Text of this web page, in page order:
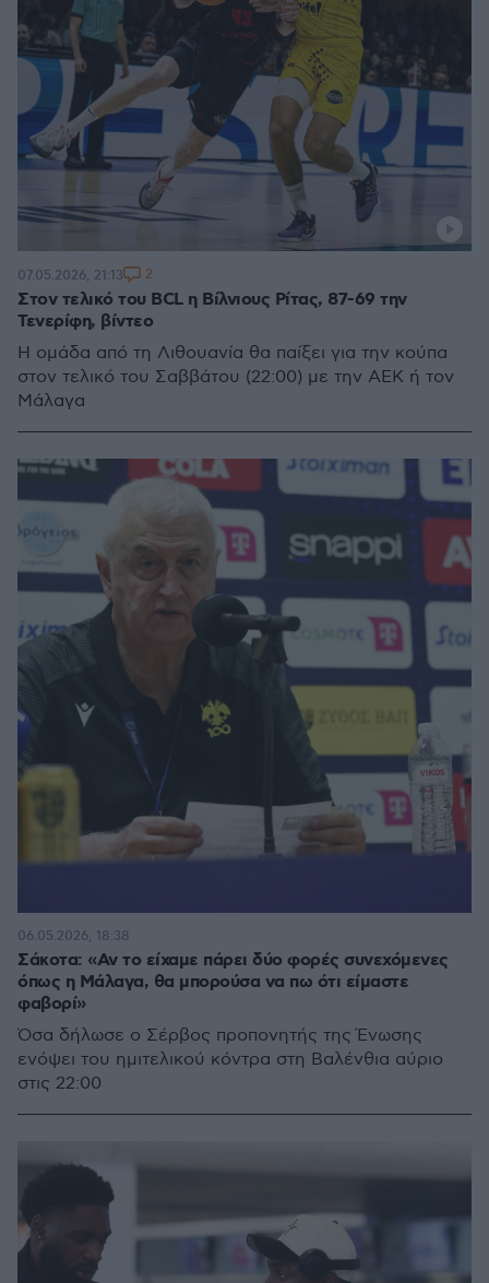
Στον τελικό του BCL η Βίλνιους Ρίτας, 87-69 την
Τενερίφη, βίντεο
Η ομάδα από τη Λιθουανία θα παίξει για την κούπα
στον τελικό του Σαββάτου (22:00) με την ΑΕΚ ή τον
Μάλαγα
07.05.2026, 21:13 2
Σάκοτα: «Αν το είχαμε πάρει δύο φορές συνεχόμενες
όπως η Μάλαγα, θα μπορούσα να πω ότι είμαστε
φαβορί»
Όσα δήλωσε ο Σέρβος προπονητής της Ένωσης
ενόψει του ημιτελικού κόντρα στη Βαλένθια αύριο
στις 22:00
06.05.2026, 18:38